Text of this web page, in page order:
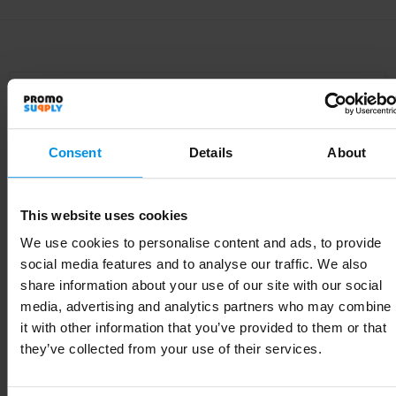
Consent Details About
This website uses cookies
We use cookies to personalise content and ads, to provide
social media features and to analyse our traffic. We also
share information about your use of our site with our social
media, advertising and analytics partners who may combine
it with other information that you’ve provided to them or that
they’ve collected from your use of their services.
Inhoud
Artikelnummer LT98834_N0001
Merk Toppoint
Gewicht 124 g
Materiaal